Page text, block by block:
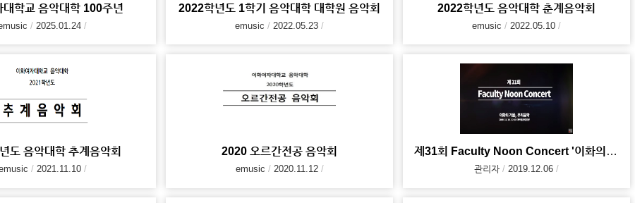
대학교 음악대학 100주년
2025.01.24
2022학년도 1학기 음악대학 대학원 음악회
emusic 2022.05.23
2022학년도 음악대학 춘계음악회
emusic 2022.05.10
도 음악대학 추계음악회
2021.11.10
2020 오르간전공 음악회
emusic 2020.11.12
제31회 Faculty Noon Concert '이화의 가을, 우리음악'
관리자 2019.12.06